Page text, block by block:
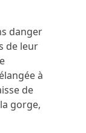
danger
de leur
à
de
gorge,